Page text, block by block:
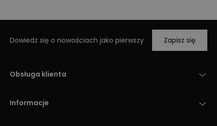
Dowiedz się o nowościach jako pierwszy Zapisz się
Obsługa klienta
Informacje